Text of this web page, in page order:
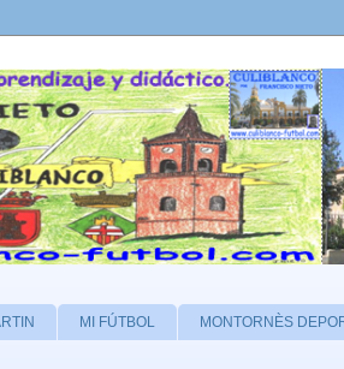
MI FÚTBOL MONTORNÈS